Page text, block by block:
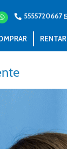
5555720667
RENTAR